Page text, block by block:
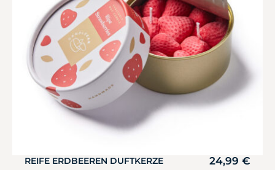
REIFE ERDBEEREN DUFTKERZE 24,99 €